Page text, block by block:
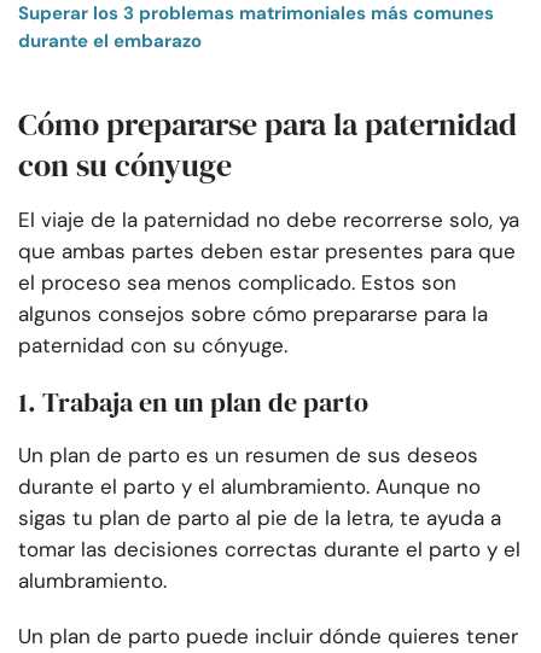
Superar los 3 problemas matrimoniales más comunes
durante el embarazo
Cómo prepararse para la paternidad
con su cónyuge
El viaje de la paternidad no debe recorrerse solo, ya
que ambas partes deben estar presentes para que
el proceso sea menos complicado. Estos son
algunos consejos sobre cómo prepararse para la
paternidad con su cónyuge.
1. Trabaja en un plan de parto
Un plan de parto es un resumen de sus deseos
durante el parto y el alumbramiento. Aunque no
sigas tu plan de parto al pie de la letra, te ayuda a
tomar las decisiones correctas durante el parto y el
alumbramiento.
Un plan de parto puede incluir dónde quieres tener